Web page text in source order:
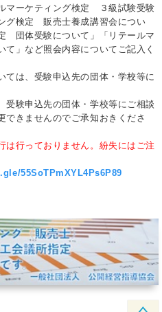
マーケティング検定 ３級試験受験
グ検定 販売士養成講習会につい
団体受験について」「リテールマ
」など照会内容についてご記入く
は、受験申込先の団体・学校等に
験申込先の団体・学校等にご相談
できませんのでご承知おきくださ
行っておりません。紛失にはご注
55SoTPmXYL4Ps6P89